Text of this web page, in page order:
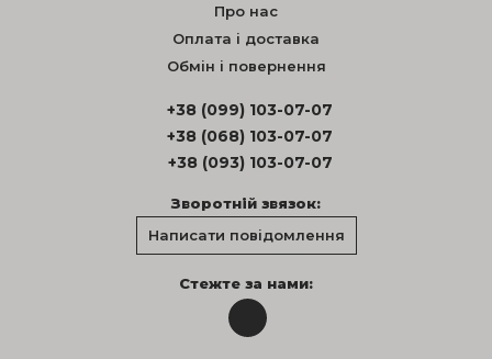
Про нас
Оплата і доставка
Обмін і повернення
+38 (099) 103-07-07
+38 (068) 103-07-07
+38 (093) 103-07-07
Зворотній звязок:
Написати повідомлення
Стежте за нами: